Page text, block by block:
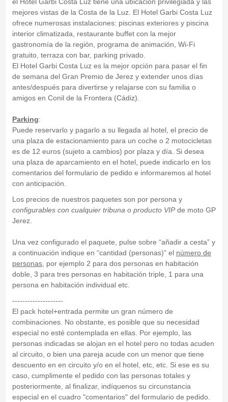
mejores vistas de la Costa de la Luz. El Hotel Garbi Costa Luz
ofrece numerosas instalaciones: piscinas exteriores y piscina
interior climatizada, restaurante buffet con la mejor
gastronomía de la región, programa de animación, Wi-Fi
gratuito, terraza con bar, parking privado.
El Hotel Garbi Costa Luz es la mejor opción para pasar el fin
de semana del Gran Premio de Jerez y extender unos días
antes/después para divertirse y relajarse con su familia o
amigos en Conil de la Frontera (Cádiz).
Parking:
Puede reservarlo y pagarlo a su llegada al hotel, el precio de
una plaza de estacionamiento para un coche o 2 motocicletas
es de 12 euros (sujeto a cambios) por plaza y día. Si desea
una plaza de aparcamiento en el hotel, puede indicarlo en los
comentarios del formulario de pedido e informaremos al hotel
con anticipación.
Los precios de nuestros paquetes son por persona y
configurables con cualquier tribuna o producto VIPde moto GP
Jerez.
Una vez configurado el paquete, pulse sobre “añadir a cesta” y
a continuación indique en “cantidad (personas)” el número de
personas, por ejemplo 2 para dos personas en habitación
doble, 3 para tres personas en habitación triple, 1 para una
persona en habitación individual etc.
--------------------
El pack hotel+entrada permite un gran número de
combinaciones. No obstante, es posible que su necesidad
especial no esté contemplada en ellas. Por ejemplo, las
personas indicadas se alojan en el hotel pero no todas acuden
al circuito, o bien una pareja acude con un menor que tiene
descuento en en circuito y/o en el hotel, etc, etc. Si ese es su
caso, cumplimente el pedido con las personas totales y
posteriormente, al finalizar, indíquenos su circunstancia
especial en el cuadro "comentarios" del formulario de pedido.